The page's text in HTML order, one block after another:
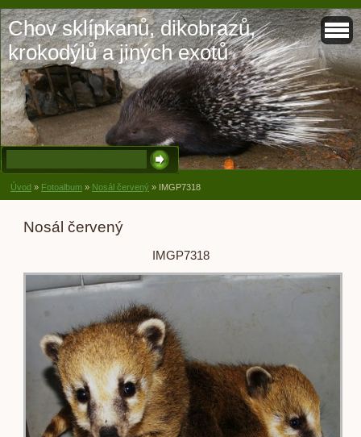
Chov sklípkanů, dikobrazů,
krokodýlů a jiných exotů
Úvod » Fotoalbum » Nosál červený » IMGP7318
Nosál červený
IMGP7318